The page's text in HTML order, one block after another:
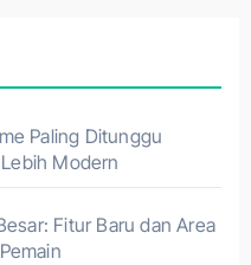
Paling Ditunggu
Modern
Fitur Baru dan Area